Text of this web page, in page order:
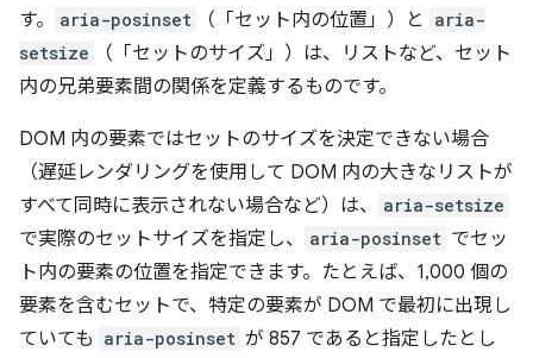
す。
aria-posinset （「セット内の位置」）と
aria-
setsize
（「セットのサイズ」）は、リストなど、セット
内の兄弟要素間の関係を定義するものです。
DOM 内の要素ではセットのサイズを決定できない場合
（遅延レンダリングを使用して DOM 内の大きなリストが
すべて同時に表示されない場合など）は、
aria-setsize
で実際のセットサイズを指定し、 aria-posinset でセッ
ト内の要素の位置を指定できます。たとえば、1,000 個の
要素を含むセットで、特定の要素が DOM で最初に出現し
ていても aria-posinset が 857 であると指定したとし